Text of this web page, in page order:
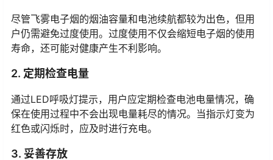
尽管飞雾电子烟的烟油容量和电池续航都较为出色，但用
户仍需避免过度使用。过度使用不仅会缩短电子烟的使用
寿命，还可能对健康产生不利影响。
2. 定期检查电量
通过LED呼吸灯提示，用户应定期检查电池电量情况，确
保在使用过程中不会出现电量耗尽的情况。当指示灯变为
红色或闪烁时，应及时进行充电。
3. 妥善存放